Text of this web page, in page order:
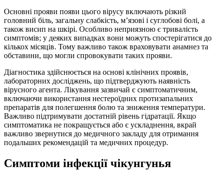
Основні прояви появи цього вірусу включають різкий
головний біль, загальну слабкість, м’язові і суглобові болі, а
також висип на шкірі. Особливо неприязною є тривалість
симптомів; у деяких випадках вони можуть спостерігатися до
кількох місяців. Тому важливо також враховувати анамнез та
обставини, що могли спровокувати таких прояви.
Діагностика здійснюється на основі клінічних проявів,
лабораторних досліджень, що підтверджують наявність
вірусного агента. Лікування зазвичай є симптоматичним,
включаючи використання нестероїдних протизапальних
препаратів для полегшення болю та зниження температури.
Важливо підтримувати достатній рівень гідратації. Якщо
симптоматика не покращується або є ускладнення, вкрай
важливо звернутися до медичного закладу для отримання
подальших рекомендацій та медичних процедур.
Симптоми інфекції чікунгунья